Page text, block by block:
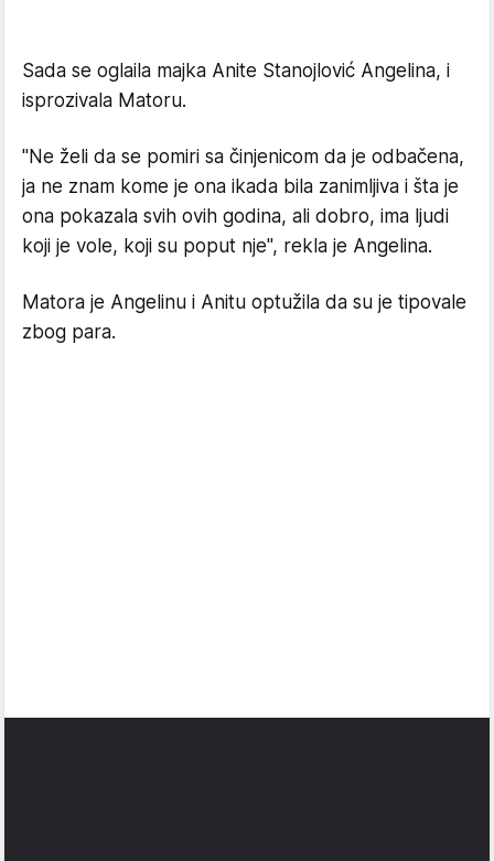
Sada se oglaila majka Anite Stanojlović Angelina, i
isprozivala Matoru.
"Ne želi da se pomiri sa činjenicom da je odbačena,
ja ne znam kome je ona ikada bila zanimljiva i šta je
ona pokazala svih ovih godina, ali dobro, ima ljudi
koji je vole, koji su poput nje", rekla je Angelina.
Matora je Angelinu i Anitu optužila da su je tipovale
zbog para.